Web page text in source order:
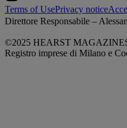
Terms of UsePrivacy notice
Direttore Responsabile –
©2025 HEARST
Registro imprese di Milano e